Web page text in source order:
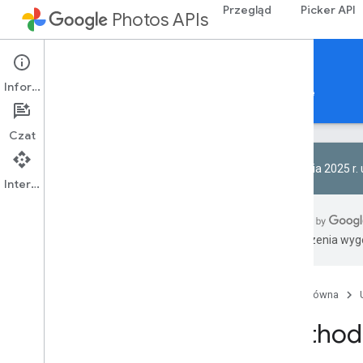
Photos APIs Przegląd Picker API
Library API
Przewodniki Sample
1 kwietnia 2025
Tłumaczenia
Strona główna
Informacje
Czat
Interfejs API